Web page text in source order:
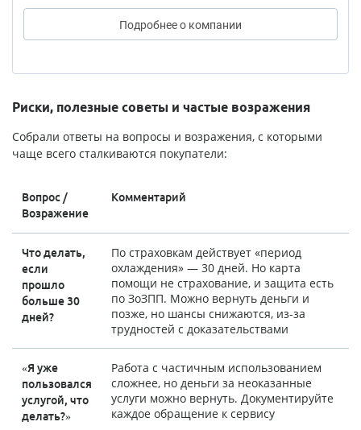
Подробнеео компании
Риски, полезные советы и частые возражения
Собрали ответы на вопросы и возражения, с которыми
чаще всего сталкиваются покупатели:
Вопрос /
Возражение
Комментарий
Что делать,
если
прошло
больше 30
дней?
По страховкам действует «период
охлаждения» — 30 дней. Но карта
помощи не страхование, и защита есть
по ЗоЗПП. Можно вернуть деньги и
позже, но шансы снижаются, из-за
трудностей с доказательствами
«Я уже
пользовался
услугой, что
делать?»
Работа с частичным использованием
сложнее, но деньги за неоказанные
услуги можно вернуть. Документируйте
каждое обращение к сервису